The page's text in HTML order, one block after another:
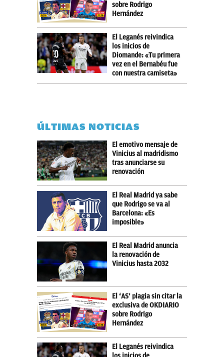
sobre Rodrigo
Hernández
El Leganés reivindica
los inicios de
Diomande: «Tu primera
vez en el Bernabéu fue
con nuestra camiseta»
ÚLTIMAS NOTICIAS
El emotivo mensaje de
Vinicius al madridismo
tras anunciarse su
renovación
El Real Madrid ya sabe
que Rodrigo se va al
Barcelona: «Es
imposible»
El Real Madrid anuncia
la renovación de
Vinicius hasta 2032
El ‘AS’ plagia sin citar la
exclusiva de OKDIARIO
sobre Rodrigo
Hernández
El Leganés reivindica